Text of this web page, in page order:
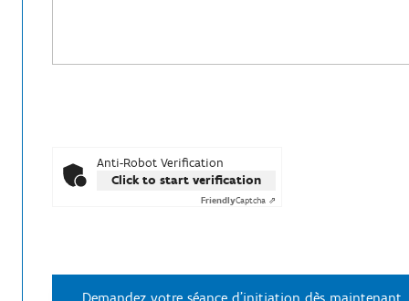
Anti-Robot Verification
Click to start verification
FriendlyCaptcha ⇗